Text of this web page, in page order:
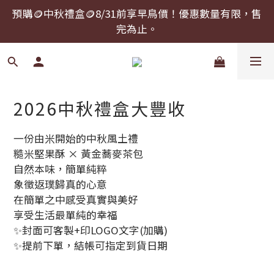
預購🪙中秋禮盒🪙8/31前享早鳥價！優惠數量有限，售
完為止。
預購🪙中秋禮盒🪙8/31前享早鳥價！優惠數量有限，售
完為止。
中秋禮盒提前下單，可以指定到貨日期！
預購🪙中秋禮盒🪙8/31前享早鳥價！優惠數量有限，售
完為止。
2026中秋禮盒大豐收
一份由米開始的中秋風土禮
糙米堅果酥 × 黃金蕎麥茶包
自然本味，簡單純粹
象徵返璞歸真的心意
在簡單之中感受真實與美好
享受生活最單純的幸福
✨封面可客製+印LOGO文字(加購)
✨提前下單，結帳可指定到貨日期